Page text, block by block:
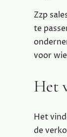
Zzp
te
voor
Het
Het
de